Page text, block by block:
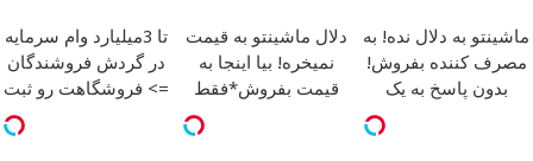
ماشینتو به دلال نده! به
مصرف کننده بفروش!
بدون پاسخ به یک
دلال ماشینتو به قیمت
نمیخره! بیا اینجا به
قیمت بفروش*فقط
تا 3میلیارد وام سرمایه
در گردش فروشندگان
=> فروشگاهت رو ثبت